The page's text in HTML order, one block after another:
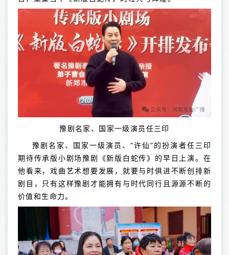
豫剧名家、国家一级演员任三印
豫剧名家、国家一级演员、“许仙”的扮演者任三印
期待传承版小剧场豫剧《新版白蛇传》的早日上演。在
他看来，戏曲艺术想要发展，就要与时俱进不断创排新
剧目，只有这样豫剧才能拥有与时代同行且源源不断的
价值和生命力。